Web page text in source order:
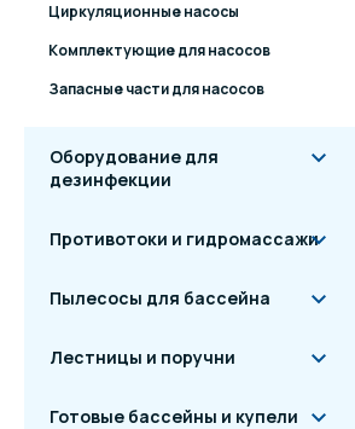
Циркуляционные насосы
Комплектующие для насосов
Запасные части для насосов
Оборудование для
дезинфекции
Противотоки и гидромассажи
Пылесосы для бассейна
Лестницы и поручни
Готовые бассейны и купели